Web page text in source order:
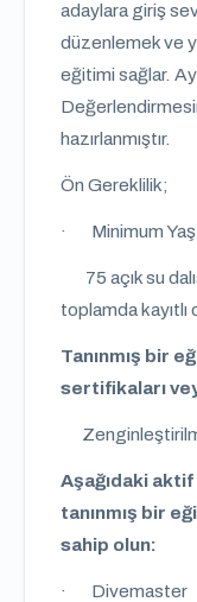
adaylara giriş
düzenlemek ve
eğitimi sağlar.
hazırlanmıştır.
Ön Gereklilik;
· Minimum
75 açık su
toplamda kayıtlı
Tanınmış bir
sertifikaları
Aşağıdaki
tanınmış bir
sahip olun:
· Divemaster